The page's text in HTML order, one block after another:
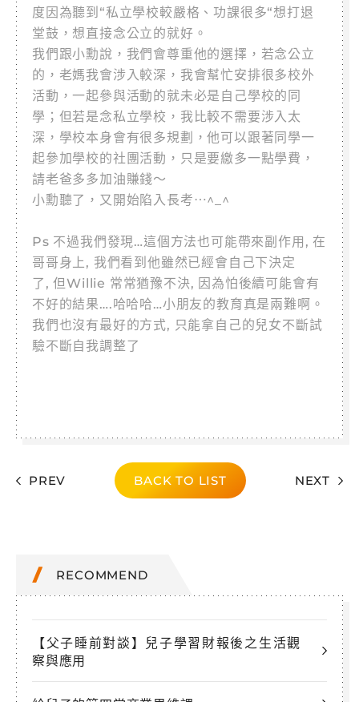
度因為聽到“私立學校較嚴格、功課很多“想打退
堂鼓，想直接念公立的就好。
我們跟小勳說，我們會尊重他的選擇，若念公立
的，老媽我會涉入較深，我會幫忙安排很多校外
活動，一起參與活動的就未必是自己學校的同
學；但若是念私立學校，我比較不需要涉入太
深，學校本身會有很多規劃，他可以跟著同學一
起參加學校的社團活動，只是要繳多一點學費，
請老爸多多加油賺錢～
小勳聽了，又開始陷入長考⋯^_^
Ps 不過我們發現…這個方法也可能帶來副作用, 在
哥哥身上, 我們看到他雖然已經會自己下決定
了, 但Willie 常常猶豫不決, 因為怕後續可能會有
不好的結果….哈哈哈…小朋友的教育真是兩難啊。
我們也沒有最好的方式, 只能拿自己的兒女不斷試
驗不斷自我調整了
PREV BACK TO LIST NEXT
RECOMMEND
【父子睡前對談】兒子學習財報後之生活觀
察與應用